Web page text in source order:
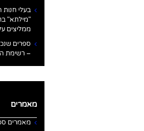
בעלי חנות
"מילתא"
ממליצים
ספרים
– רשימת
מאמרים
מאמרים